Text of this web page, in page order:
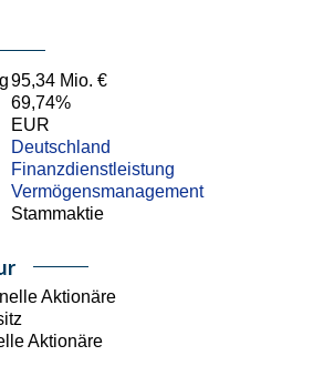
95,34 Mio. €
69,74%
EUR
Deutschland
Finanzdienstleistung
Vermögensmanagement
Stammaktie
Aktionäre
Aktionäre